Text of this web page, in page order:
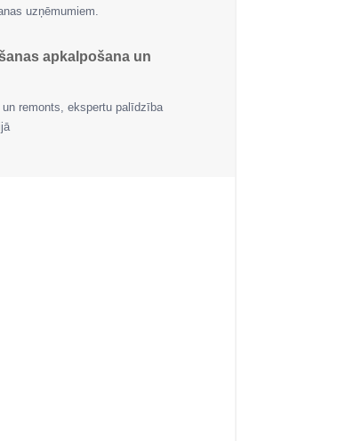
uzņēmumiem.
apkalpošana un
remonts, ekspertu palīdzība